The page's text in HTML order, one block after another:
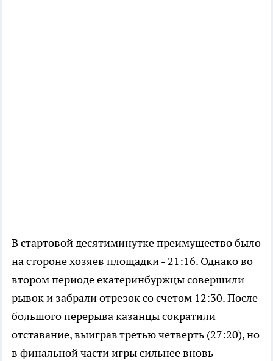
В стартовой десятиминутке преимущество было
на стороне хозяев площадки - 21:16. Однако во
втором периоде екатеринбуржцы совершили
рывок и забрали отрезок со счетом 12:30. После
большого перерыва казанцы сократили
отставание, выиграв третью четверть (27:20), но
в финальной части игры сильнее вновь